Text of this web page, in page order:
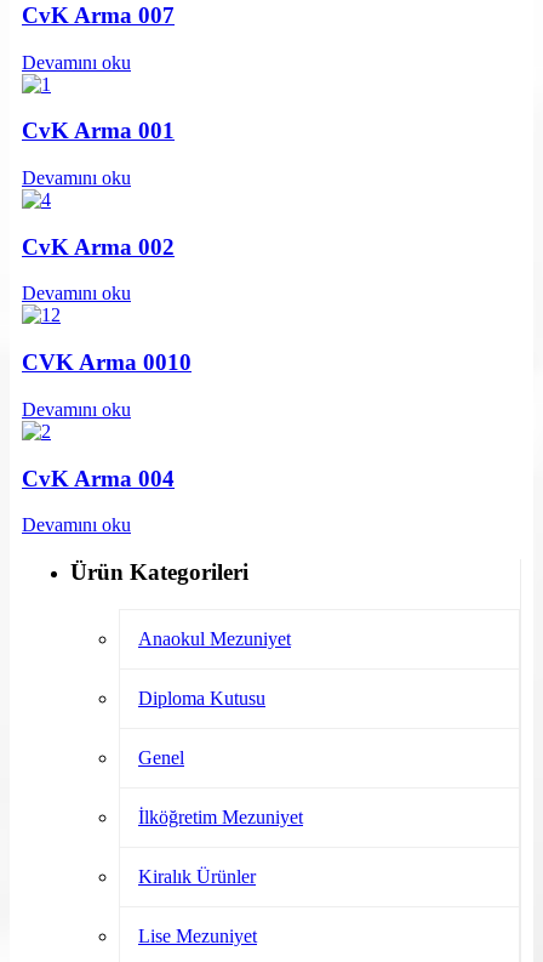
CvK Arma 007
Devamını oku
CvK Arma 001
Devamını oku
CvK Arma 002
Devamını oku
CVK Arma 0010
Devamını oku
CvK Arma 004
Devamını oku
Ürün Kategorileri
Anaokul Mezuniyet
Diploma Kutusu
Genel
İlköğretim Mezuniyet
Kiralık Ürünler
Lise Mezuniyet